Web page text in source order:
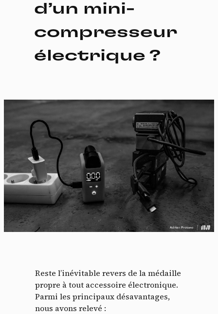
d’un mini-
compresseur
électrique ?
Reste l’inévitable revers de la médaille
propre à tout accessoire électronique.
Parmi les principaux désavantages,
nous avons relevé :